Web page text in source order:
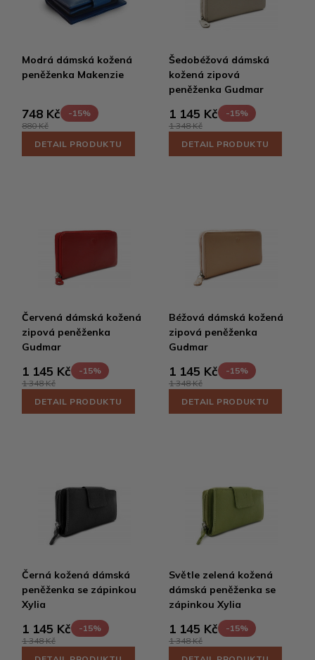
Modrá dámská kožená
peněženka Makenzie
748 Kč
-15%
880 Kč
DETAIL PRODUKTU
Šedobéžová dámská
kožená zipová
peněženka Gudmar
1 145 Kč
-15%
1 348 Kč
DETAIL PRODUKTU
Červená dámská kožená
zipová peněženka
Gudmar
1 145 Kč
-15%
1 348 Kč
DETAIL PRODUKTU
Béžová dámská kožená
zipová peněženka
Gudmar
1 145 Kč
-15%
1 348 Kč
DETAIL PRODUKTU
Černá kožená dámská
peněženka se zápinkou
Xylia
1 145 Kč
-15%
1 348 Kč
Světle zelená kožená
dámská peněženka se
zápinkou Xylia
1 145 Kč
-15%
1 348 Kč